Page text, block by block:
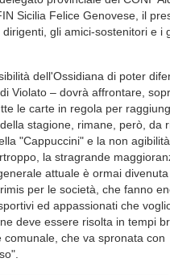
Sicilia Felice Genovese, il
gli amici-sostenitori e i
dell'Ossidiana di poter
Violato – dovrà affrontare,
le carte in regola per
stagione, rimane, però, da
"Cappuccini" e la non
la stragrande
attuale è ormai divenuta
per le società, che fanno
ed appassionati che
deve essere risolta in tempi
comunale, che va spronata con